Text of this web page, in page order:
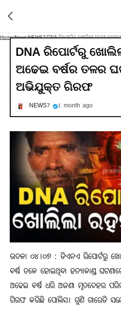
Home/News/NEWS7/
DNA ରିପୋର୍ଟରୁ
ଅଢେଇ ବର୍ଷର ତଳର
ଅଭିଯୁକ୍ତ ଗିରଫ
NEWS7 1 month ago
ଉଦଳା ୦୪।୦୭ : ଡିଏନଏ ରିପୋର୍ଟରୁ
ବର୍ଷ ତଳେ ହୋଇଥିବା ହତ୍ୟାକାଣ୍ଡ
ଅଢେଇ ବର୍ଷ ଧରି ଅଜଣା ମୃତଦେହର
ଗିରଫ କରିଛି ପୋଲିସ। ଗୁଣି ଗାରେଡି